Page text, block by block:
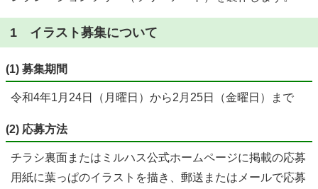
1 イラスト募集について
(1) 募集期間
令和4年1月24日（月曜日）から2月25日（金曜日）まで
(2) 応募方法
チラシ裏面またはミルハス公式ホームページに掲載の応募
用紙に葉っぱのイラストを描き、郵送またはメールで応募